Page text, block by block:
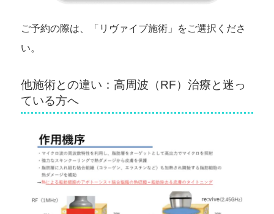
ご予約の際は、「リヴァイブ施術」をご選択くださ
い。
他施術との違い：高周波（RF）治療と迷っ
ている方へ